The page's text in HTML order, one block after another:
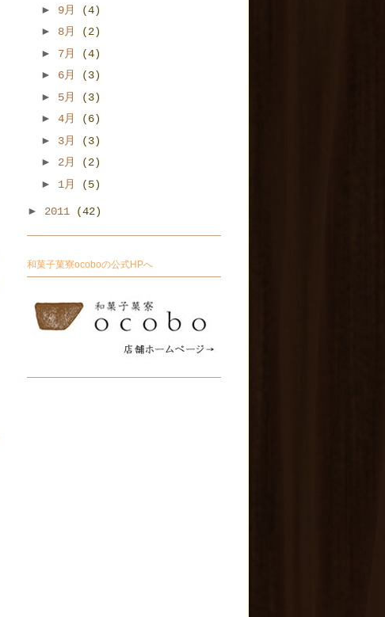
► 9月
(4)
► 8月
(2)
► 7月
(4)
► 6月
(3)
► 5月
(3)
► 4月
(6)
► 3月
(3)
► 2月
(2)
► 1月 (5)
► 2011 (42)
和菓子菓寮ocoboの公式HPへ